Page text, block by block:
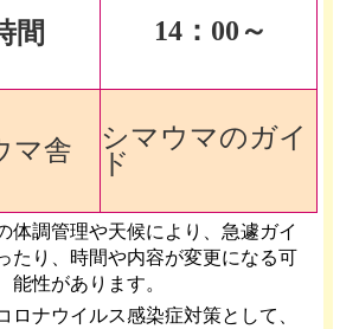
間 14 ：00～
舎
シマウマのガイ
ド
体調管理や天候により、急遽ガイ
たり、時間や内容が変更になる可
能性があります。
ロナウイルス感染症対策として、